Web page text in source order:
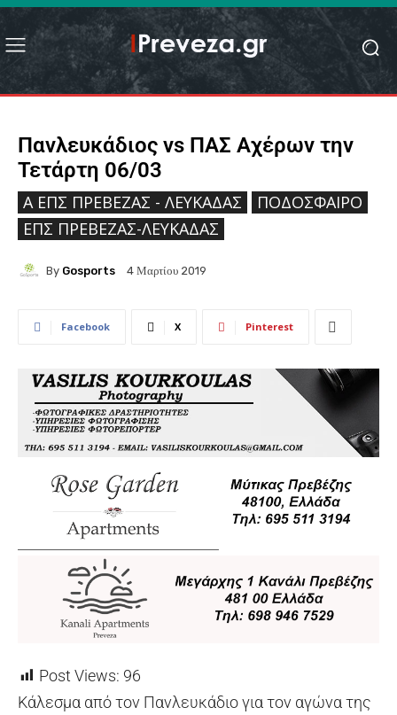
Πανλευκάδιος vs ΠΑΣ Αχέρων την
Τετάρτη 06/03
Ά ΕΠΣ ΠΡΈΒΕΖΑΣ - ΛΕΥΚΆΔΑΣ
ΠΟΔΌΣΦΑΙΡΟ
ΕΠΣ ΠΡΈΒΕΖΑΣ-ΛΕΥΚΆΔΑΣ
By Gosports 4 Μαρτίου 2019
Facebook X Pinterest
Post Views: 96
Κάλεσμα από τον Πανλευκάδιο για τον αγώνα της